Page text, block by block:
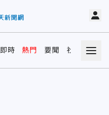
即時 熱門 要聞 社會 娛樂